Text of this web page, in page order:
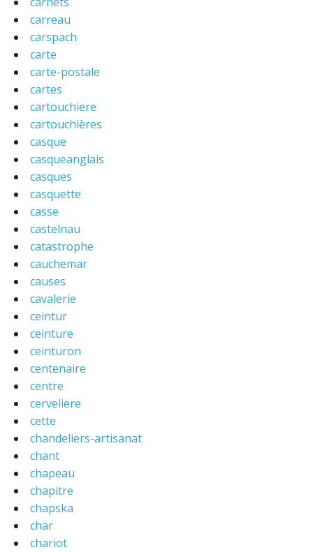
carreau
carspach
carte
carte-postale
cartes
cartouchiere
cartouchières
casque
casqueanglais
casques
casquette
casse
castelnau
catastrophe
cauchemar
causes
cavalerie
ceintur
ceinture
ceinturon
centenaire
centre
cerveliere
cette
chandeliers-artisanat
chant
chapeau
chapitre
chapska
char
chariot